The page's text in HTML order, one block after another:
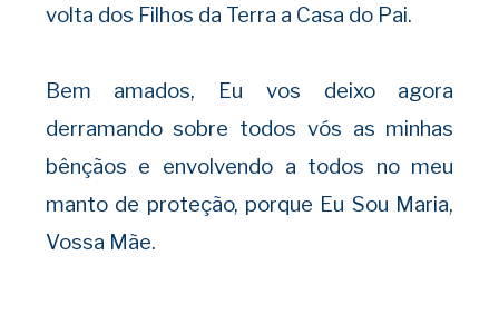
volta dos Filhos da Terra a Casa do Pai.
Bem amados, Eu vos deixo agora
derramando sobre todos vós as minhas
bênçãos e envolvendo a todos no meu
manto de proteção, porque Eu Sou Maria,
Vossa Mãe.